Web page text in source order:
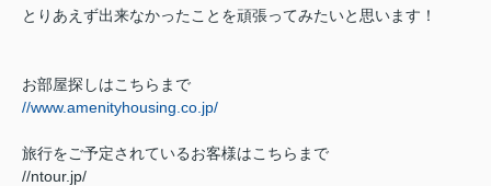
とりあえず出来なかったことを頑張ってみたいと思います！
お部屋探しはこちらまで
//www.amenityhousing.co.jp/
旅行をご予定されているお客様はこちらまで
//ntour.jp/